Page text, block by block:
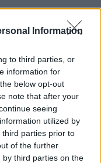
Information
to third parties, or
information for
below opt-out
note that after your
seeing
utilized by
parties prior to
of the further
third parties on the
MOL
a negatív
elmúlt napokban
emelkedést
indexétől.